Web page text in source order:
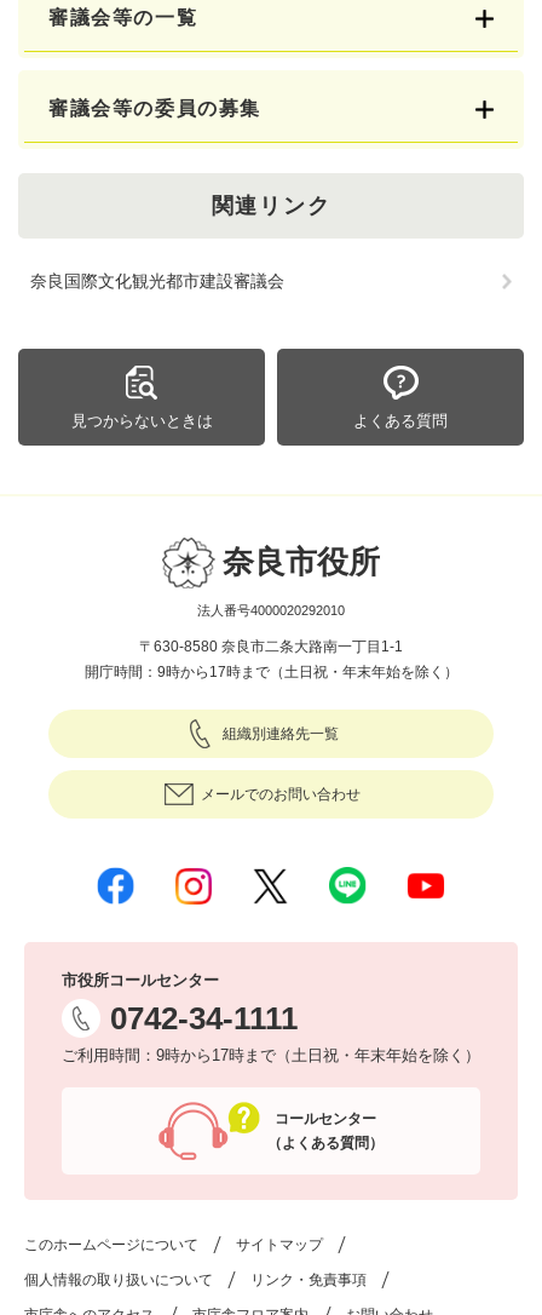
審議会等の一覧
審議会等の委員の募集
関連リンク
奈良国際文化観光都市建設審議会
見つからないときは よくある質問
奈良市役所
法人番号4000020292010
〒630-8580 奈良市二条大路南一丁目1-1
開庁時間：9時から17時まで（土日祝・年末年始を除く）
組織別連絡先一覧
メールでのお問い合わせ
市役所コールセンター
0742-34-1111
ご利用時間：9時から17時まで（土日祝・年末年始を除く）
コールセンター
（よくある質問）
このホームページについて サイトマップ
個人情報の取り扱いについて リンク・免責事項